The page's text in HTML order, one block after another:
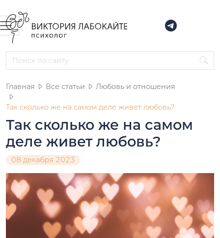
Главная Все статьи Любовь и отношения
Так сколько же на самом деле живет любовь?
Так сколько же на самом
деле живет любовь?
08 декабря 2023